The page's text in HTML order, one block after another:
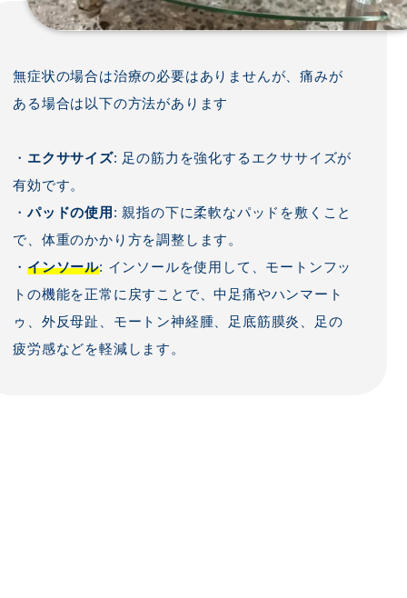
無症状の場合は治療の必要はありませんが、痛みが
ある場合は以下の方法があります
・ エクササイズ: 足の筋力を強化するエクササイズが
有効です。
・パッドの使用 : 親指の下に柔軟なパッドを敷くこと
で、体重のかかり方を調整します。
・インソール: インソールを使用して、モートンフッ
トの機能を正常に戻すことで、中足痛やハンマート
ゥ、外反母趾、モートン神経腫、足底筋膜炎、足の
疲労感などを軽減します。